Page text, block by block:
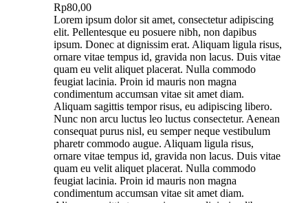
Rp80,00
Lorem ipsum dolor sit amet, consectetur adipiscing
elit. Pellentesque eu posuere nibh, non dapibus
ipsum. Donec at dignissim erat. Aliquam ligula risus,
ornare vitae tempus id, gravida non lacus. Duis vitae
quam eu velit aliquet placerat. Nulla commodo
feugiat lacinia. Proin id mauris non magna
condimentum accumsan vitae sit amet diam.
Aliquam sagittis tempor risus, eu adipiscing libero.
Nunc non arcu luctus leo luctus consectetur. Aenean
consequat purus nisl, eu semper neque vestibulum
pharetr commodo augue. Aliquam ligula risus,
ornare vitae tempus id, gravida non lacus. Duis vitae
quam eu velit aliquet placerat. Nulla commodo
feugiat lacinia. Proin id mauris non magna
condimentum accumsan vitae sit amet diam.